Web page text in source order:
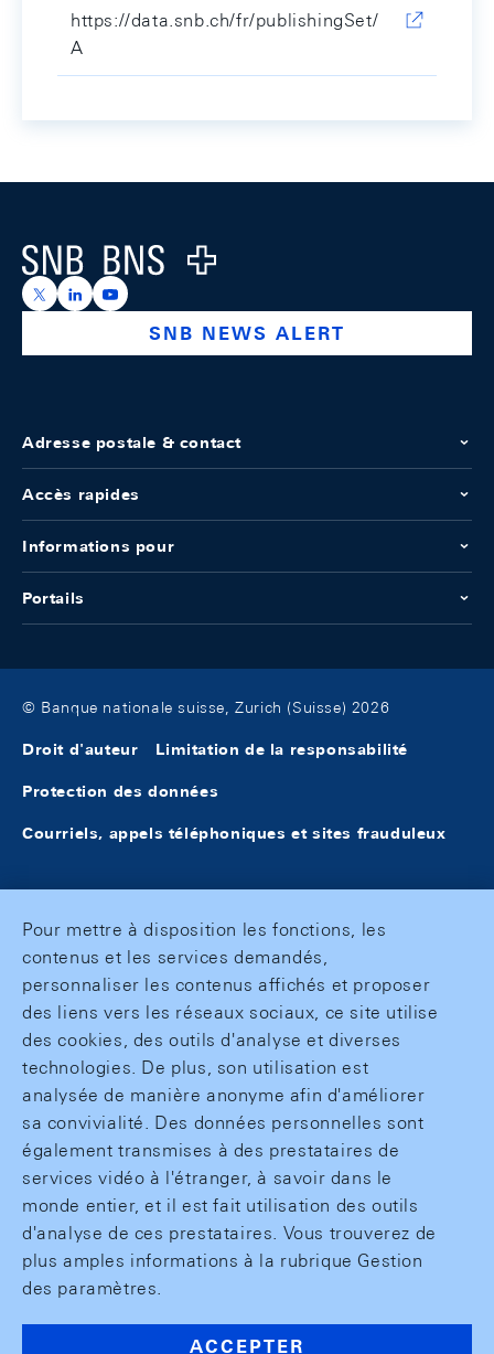
https://data.snb.ch/fr/publishingSet/
A
Logo
https://x.com/snb_bns
https://ch.linkedin.com/company/swiss-national-
https://www.youtube.com/@swissnationalbank
SNB NEWS ALERT
Adresse postale & contact
Accès rapides
Informations pour
Portails
© Banque nationale suisse, Zurich (Suisse) 2026
Droit d'auteur Limitation de la responsabilité
Protection des données
Courriels, appels téléphoniques et sites frauduleux
Pour mettre à disposition les fonctions, les
contenus et les services demandés,
personnaliser les contenus affichés et proposer
des liens vers les réseaux sociaux, ce site utilise
des cookies, des outils d'analyse et diverses
technologies. De plus, son utilisation est
analysée de manière anonyme afin d'améliorer
sa convivialité. Des données personnelles sont
également transmises à des prestataires de
services vidéo à l'étranger, à savoir dans le
monde entier, et il est fait utilisation des outils
d'analyse de ces prestataires. Vous trouverez de
plus amples informations à la rubrique Gestion
des paramètres.
ACCEPTER